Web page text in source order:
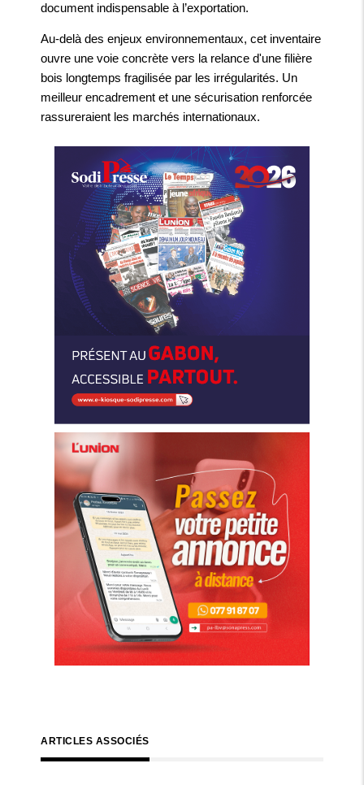
document indispensable à l’exportation.
Au-delà des enjeux environnementaux, cet inventaire
ouvre une voie concrète vers la relance d'une filière
bois longtemps fragilisée par les irrégularités. Un
meilleur encadrement et une sécurisation renforcée
rassureraient les marchés internationaux.
ARTICLES ASSOCIÉS